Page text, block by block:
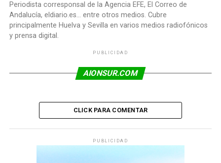
Periodista corresponsal de la Agencia EFE, El Correo de
Andalucía, eldiario.es... entre otros medios. Cubre
principalmente Huelva y Sevilla en varios medios radiofónicos
y prensa digital.
PUBLICIDAD
AIONSUR.COM
CLICK PARA COMENTAR
PUBLICIDAD